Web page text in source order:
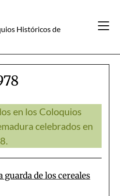
Históricos de
en los Coloquios
celebrados en
de los cereales